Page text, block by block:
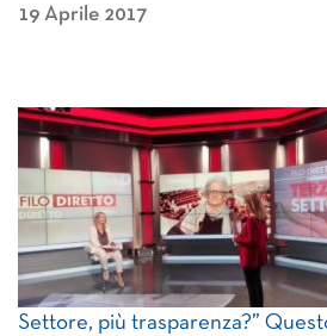
19 Aprile 2017
Settore, più trasparenza?”